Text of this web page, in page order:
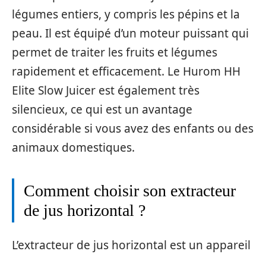
légumes entiers, y compris les pépins et la
peau. Il est équipé d’un moteur puissant qui
permet de traiter les fruits et légumes
rapidement et efficacement. Le Hurom HH
Elite Slow Juicer est également très
silencieux, ce qui est un avantage
considérable si vous avez des enfants ou des
animaux domestiques.
Comment choisir son extracteur
de jus horizontal ?
L’extracteur de jus horizontal est un appareil